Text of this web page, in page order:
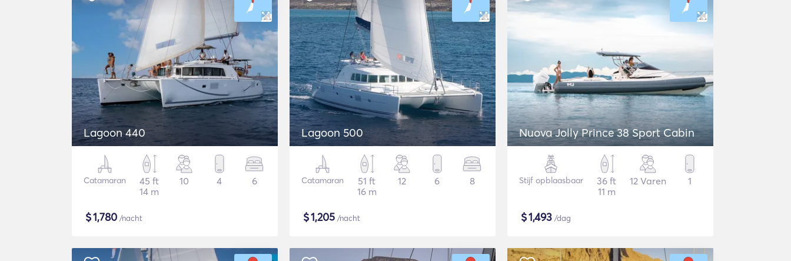
Lagoon 440
Catamaran
45 ft
14 m
10 4 6
$1,780 /nacht
Lagoon 500
Catamaran
51 ft
16 m
12 6 8
$1,205 /nacht
Nuova Jolly Prince 38 Sport Cabin
Stijf opblaasbaar
36 ft
11 m
12 Varen 1
$1,493 /dag